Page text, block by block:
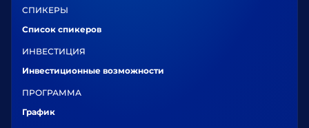
СПИКЕРЫ
Список спикеров
ИНВЕСТИЦИЯ
Инвестиционные возможности
ПРОГРАММА
График